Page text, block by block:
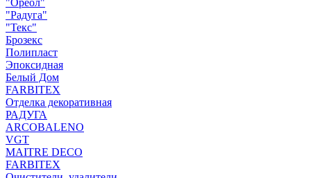
"Ореол"
"Радуга"
"Текс"
Брозекс
Полипласт
Эпоксидная
Белый Дом
FARBITEX
Отделка декоративная
РАДУГА
ARCOBALENO
VGT
MAITRE DECO
FARBITEX